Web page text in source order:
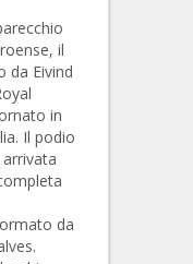
il
da Eivind
in
Il podio
da